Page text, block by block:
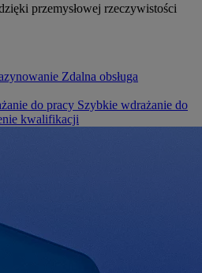
przemysłowej rzeczywistości
Zdalna obsługa
do pracy Szybkie wdrażanie do
kwalifikacji